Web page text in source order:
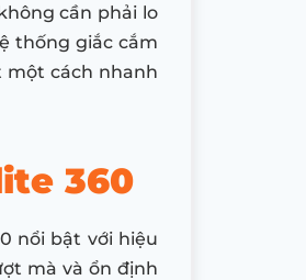
cần phải lo
thống giắc cắm
một cách nhanh
360
nổi bật với hiệu
mà và ổn định